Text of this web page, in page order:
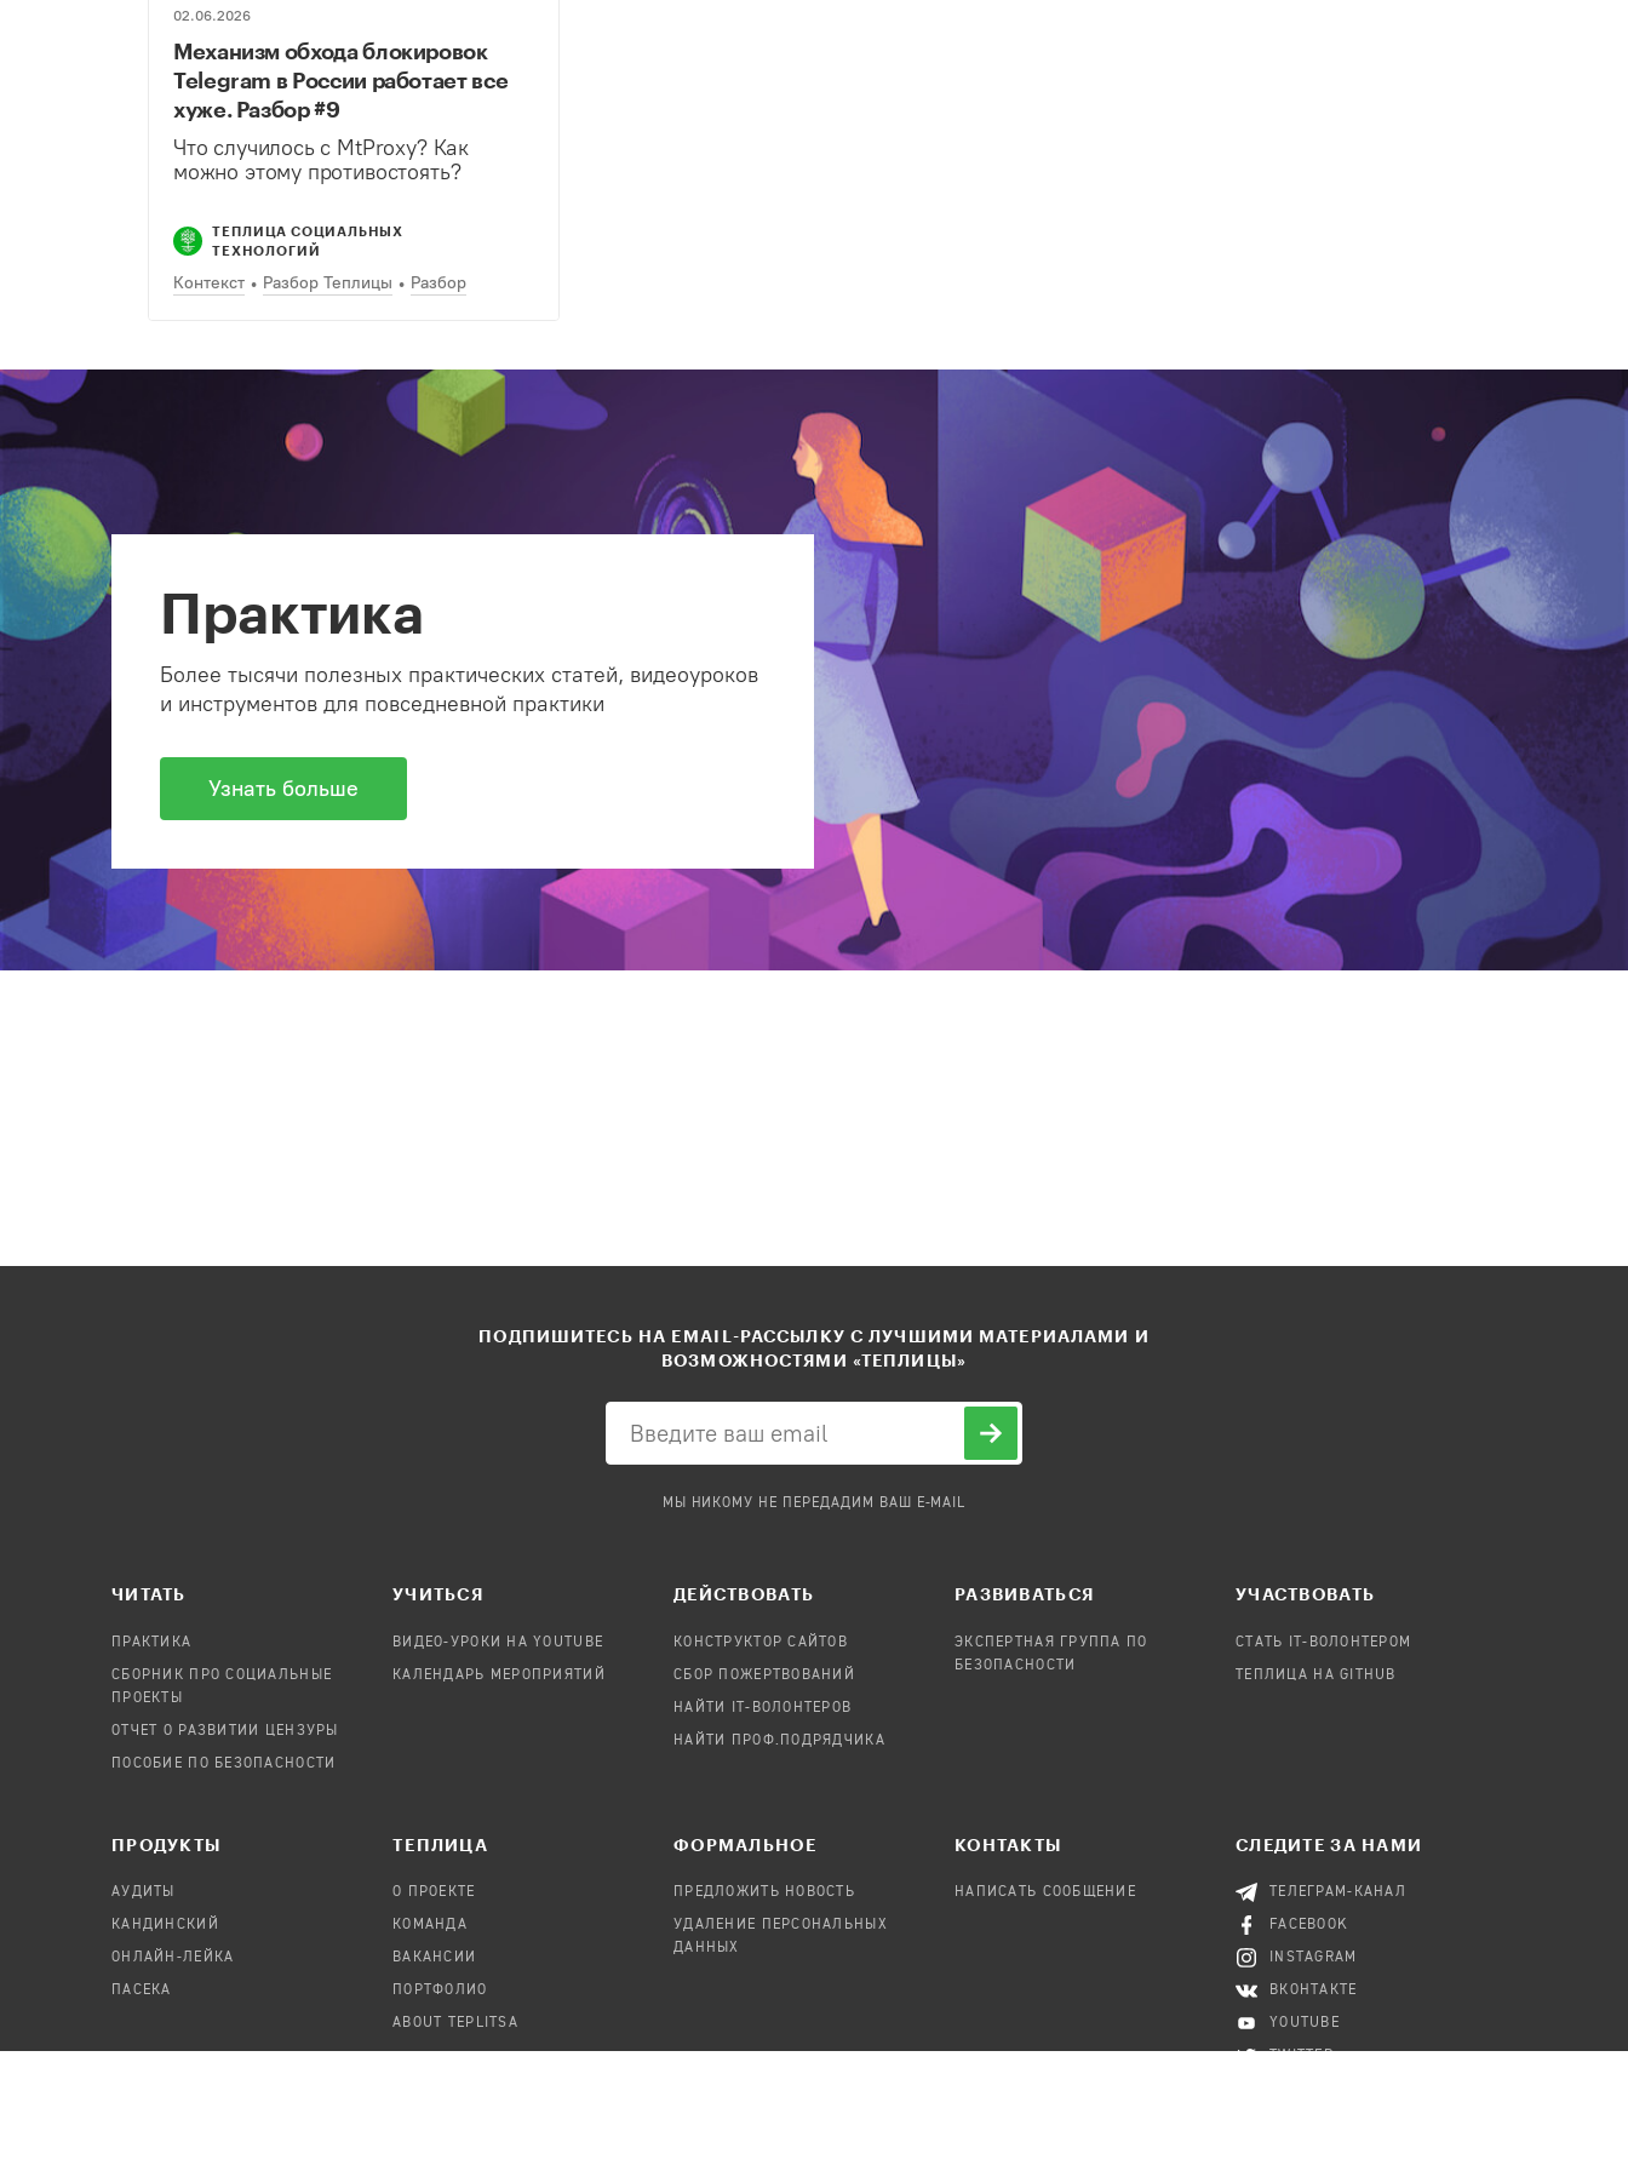
02.06.2026
Механизм обхода блокировок
Telegram в России работает все
хуже. Разбор #9
Что случилось с MtProxy? Как
можно этому противостоять?
ТЕПЛИЦА СОЦИАЛЬНЫХ
ТЕХНОЛОГИЙ
Контекст Разбор Теплицы Разбор
Практика
Более тысячи полезных практических статей, видеоуроков
и инструментов для повседневной практики
Узнать больше
ПОДПИШИТЕСЬ НА EMAIL-РАССЫЛКУ С ЛУЧШИМИ МАТЕРИАЛАМИ И
ВОЗМОЖНОСТЯМИ «ТЕПЛИЦЫ»
МЫ НИКОМУ НЕ ПЕРЕДАДИМ ВАШ E-MAIL
ЧИТАТЬ
ПРАКТИКА
СБОРНИК ПРО СОЦИАЛЬНЫЕ
ПРОЕКТЫ
ОТЧЕТ О РАЗВИТИИ ЦЕНЗУРЫ
ПОСОБИЕ ПО БЕЗОПАСНОСТИ
УЧИТЬСЯ
ВИДЕО-УРОКИ НА YOUTUBE
КАЛЕНДАРЬ МЕРОПРИЯТИЙ
ДЕЙСТВОВАТЬ
КОНСТРУКТОР САЙТОВ
СБОР ПОЖЕРТВОВАНИЙ
НАЙТИ IT-ВОЛОНТЕРОВ
НАЙТИ ПРОФ.ПОДРЯДЧИКА
РАЗВИВАТЬСЯ
ЭКСПЕРТНАЯ ГРУППА ПО
БЕЗОПАСНОСТИ
УЧАСТВОВАТЬ
СТАТЬ IT-ВОЛОНТЕРОМ
ТЕПЛИЦА НА GITHUB
ПРОДУКТЫ
АУДИТЫ
КАНДИНСКИЙ
ОНЛАЙН-ЛЕЙКА
ПАСЕКА
TЕПЛИЦА
О ПРОЕКТЕ
КОМАНДА
ВАКАНСИИ
ПОРТФОЛИО
ABOUT TEPLITSA
ФОРМАЛЬНОЕ
ПРЕДЛОЖИТЬ НОВОСТЬ
УДАЛЕНИЕ ПЕРСОНАЛЬНЫХ
ДАННЫХ
КОНТАКТЫ
НАПИСАТЬ СООБЩЕНИЕ
СЛЕДИТЕ ЗА НАМИ
ТЕЛЕГРАМ-КАНАЛ
FACEBOOK
INSTAGRAM
ВКОНТАКТЕ
YOUTUBE